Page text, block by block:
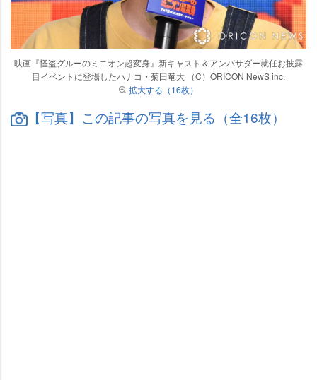
映画『怪盗グルーのミニオン超変身』新キャスト＆アンバサダー就任お披露
目イベントに登場したハナコ・菊田竜大 （C）ORICON NewS inc.
拡大する（16枚）
【写真】この記事の写真を見る（全16枚）